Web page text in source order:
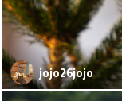
jojo26jojo